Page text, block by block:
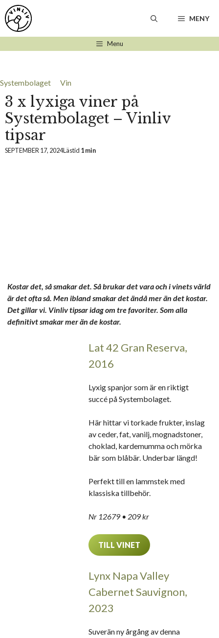
Hoppa
till
innehåll
MENY
Menu
Systembolaget Vin
3 x lyxiga viner på
Systembolaget – Vinliv
tipsar
SEPTEMBER 17, 2024Lästid 1 min
Kostar det, så smakar det. Så brukar det vara och i vinets värld
är det ofta så. Men ibland smakar det ändå mer än det kostar.
Det gillar vi. Vinliv tipsar idag om tre favoriter. Som alla
definitivt smakar mer än de kostar.
Lat 42 Gran Reserva,
2016
Lyxig spanjor som är en riktigt
succé på Systembolaget.
Här hittar vi torkade frukter, inslag
av ceder, fat, vanilj, mognadstoner,
choklad, kardemumma och mörka
bär som blåbär. Underbar längd!
Perfekt till en lammstek med
klassiska tillbehör.
Nr 12679 • 209 kr
TILL VINET
Lynx Napa Valley
Cabernet Sauvignon,
2023
Suverän ny årgång av denna